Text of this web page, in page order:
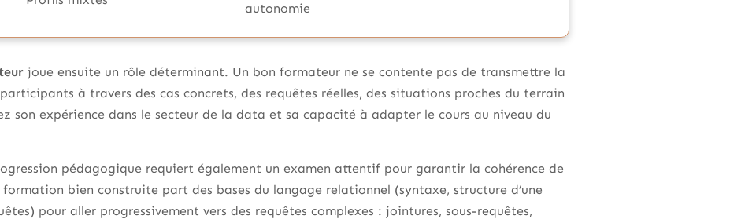
autonomie
joue ensuite un rôle déterminant. Un bon formateur ne se contente pas de transmettre la
à travers des cas concrets, des requêtes réelles, des situations proches du terrain
son expérience dans le secteur de la data et sa capacité à adapter le cours au niveau du
pédagogique requiert également un examen attentif pour garantir la cohérence de
formation bien construite part des bases du langage relationnel (syntaxe, structure d’une
pour aller progressivement vers des requêtes complexes : jointures, sous-requêtes,